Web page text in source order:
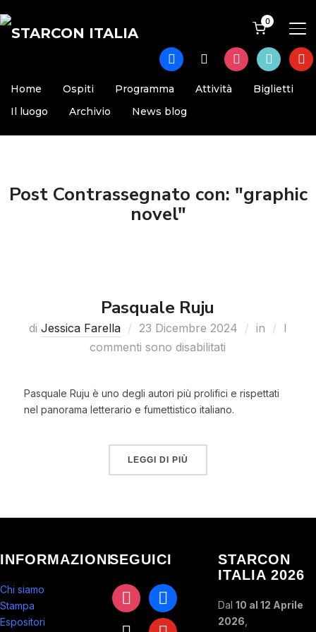
0
facebook instagramtiktok
Home Ospiti Programma Attività
Biglietti
Il luogo
Archivio News blog
Post Contrassegnato con: "graphic
novel"
Pasquale Ruju
di Jessica Farella 23 Dicembre 2024 in
I
commenti sono disabilitati
Pasquale Ruju è uno degli autori più prolifici e rispettati
nel panorama letterario e fumettistico italiano.
LEGGI DI PIÙ
INFORMAZIONI
Chi siamo
Stampa
Espositori
SEGUICI
instagramfacebook
youtube
STARCON
ITALIA 2026
Dal10 al 12 Aprile
2026